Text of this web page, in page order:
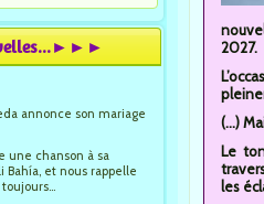
annonce son mariage
une chanson à sa
et nous rappelle
2027.
(...)
Le
les